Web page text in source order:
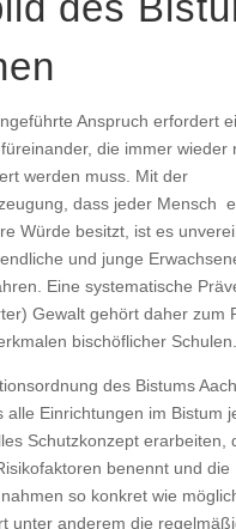
Anspruch erfordert
die immer wieder
werden muss. Mit der
dass jeder Mensch
Würde besitzt, ist es
und junge
Eine systematische
Gewalt gehört daher zum
bischöflicher Schulen.
des Bistums
alle Einrichtungen im Bistum
Schutzkonzept erarbeiten,
benennt und die
so konkret wie
unter anderem die